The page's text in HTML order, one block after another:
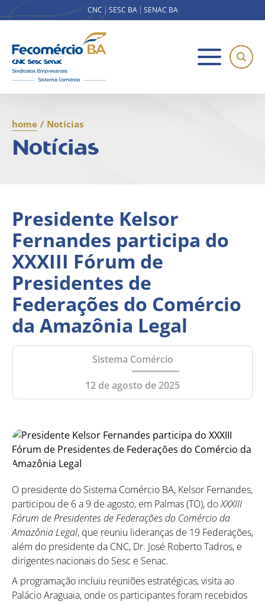
CNC SESC BA SENAC BA
home / Notícias
Notícias
Presidente Kelsor
Fernandes participa do
XXXIII Fórum de
Presidentes de
Federações do Comércio
da Amazônia Legal
Sistema Comércio
12 de agosto de 2025
O presidente do Sistema Comércio BA, Kelsor Fernandes,
participou de 6 a 9 de agosto, em Palmas (TO), doXXXIII
Fórum de Presidentes de Federações do Comércio da
Amazônia Legal, que reuniu lideranças de 19 Federações,
além do presidente da CNC, Dr. José Roberto Tadros, e
dirigentes nacionais do Sesc e Senac.
A programação incluiu reuniões estratégicas, visita ao
Palácio Araguaia, onde os participantes foram recebidos